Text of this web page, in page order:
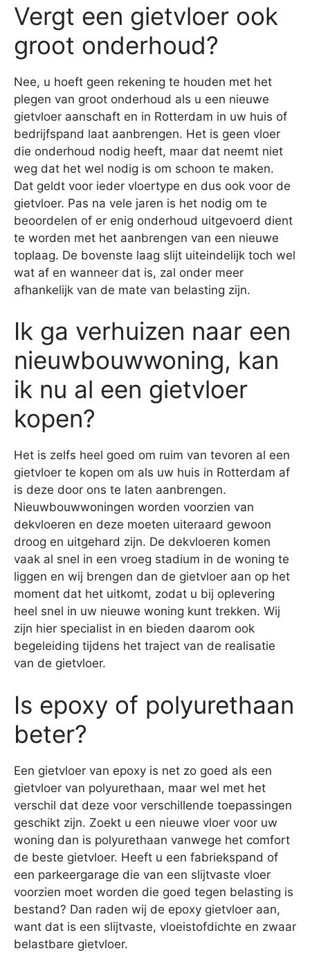
Vergt een gietvloer ook
groot onderhoud?
Nee, u hoeft geen rekening te houden met het
plegen van groot onderhoud als u een nieuwe
gietvloer aanschaft en in Rotterdam in uw huis of
bedrijfspand laat aanbrengen. Het is geen vloer
die onderhoud nodig heeft, maar dat neemt niet
weg dat het wel nodig is om schoon te maken.
Dat geldt voor ieder vloertype en dus ook voor de
gietvloer. Pas na vele jaren is het nodig om te
beoordelen of er enig onderhoud uitgevoerd dient
te worden met het aanbrengen van een nieuwe
toplaag. De bovenste laag slijt uiteindelijk toch wel
wat af en wanneer dat is, zal onder meer
afhankelijk van de mate van belasting zijn.
Ik ga verhuizen naar een
nieuwbouwwoning, kan
ik nu al een gietvloer
kopen?
Het is zelfs heel goed om ruim van tevoren al een
gietvloer te kopen om als uw huis in Rotterdam af
is deze door ons te laten aanbrengen.
Nieuwbouwwoningen worden voorzien van
dekvloeren en deze moeten uiteraard gewoon
droog en uitgehard zijn. De dekvloeren komen
vaak al snel in een vroeg stadium in de woning te
liggen en wij brengen dan de gietvloer aan op het
moment dat het uitkomt, zodat u bij oplevering
heel snel in uw nieuwe woning kunt trekken. Wij
zijn hier specialist in en bieden daarom ook
begeleiding tijdens het traject van de realisatie
van de gietvloer.
Is epoxy of polyurethaan
beter?
Een gietvloer van epoxy is net zo goed als een
gietvloer van polyurethaan, maar wel met het
verschil dat deze voor verschillende toepassingen
geschikt zijn. Zoekt u een nieuwe vloer voor uw
woning dan is polyurethaan vanwege het comfort
de beste gietvloer. Heeft u een fabriekspand of
een parkeergarage die van een slijtvaste vloer
voorzien moet worden die goed tegen belasting is
bestand? Dan raden wij de epoxy gietvloer aan,
want dat is een slijtvaste, vloeistofdichte en zwaar
belastbare gietvloer.